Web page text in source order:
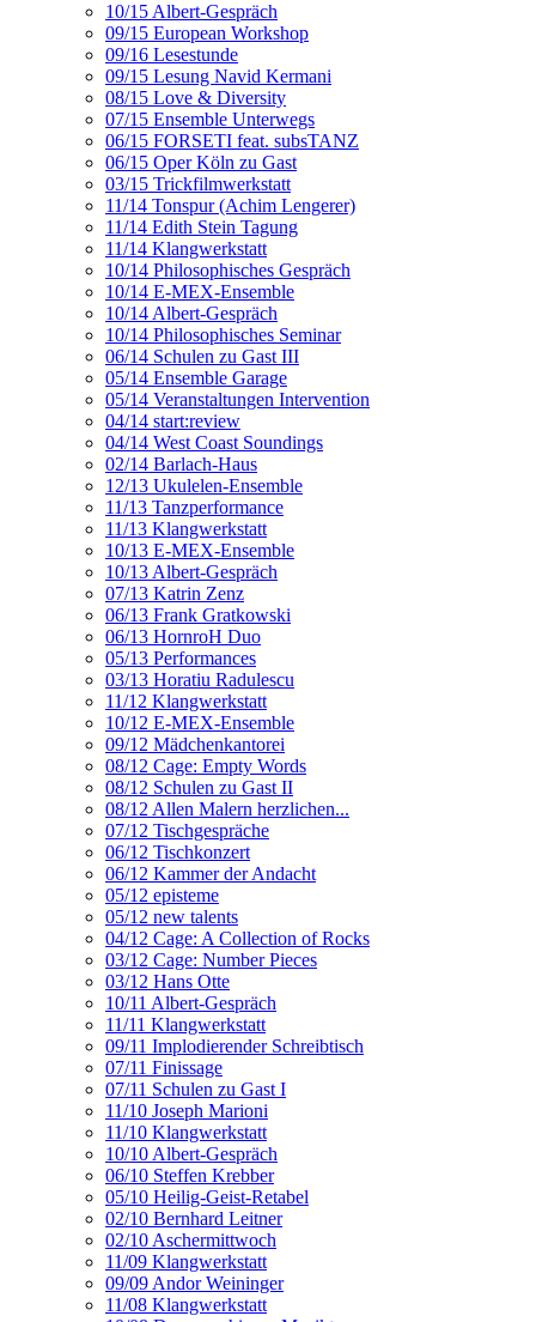
10/15 Albert-Gespräch
09/15 European Workshop
09/16 Lesestunde
09/15 Lesung Navid Kermani
08/15 Love & Diversity
07/15 Ensemble Unterwegs
06/15 FORSETI feat. subsTANZ
06/15 Oper Köln zu Gast
03/15 Trickfilmwerkstatt
11/14 Tonspur (Achim Lengerer)
11/14 Edith Stein Tagung
11/14 Klangwerkstatt
10/14 Philosophisches Gespräch
10/14 E-MEX-Ensemble
10/14 Albert-Gespräch
10/14 Philosophisches Seminar
06/14 Schulen zu Gast III
05/14 Ensemble Garage
05/14 Veranstaltungen Intervention
04/14 start:review
04/14 West Coast Soundings
02/14 Barlach-Haus
12/13 Ukulelen-Ensemble
11/13 Tanzperformance
11/13 Klangwerkstatt
10/13 E-MEX-Ensemble
10/13 Albert-Gespräch
07/13 Katrin Zenz
06/13 Frank Gratkowski
06/13 HornroH Duo
05/13 Performances
03/13 Horatiu Radulescu
11/12 Klangwerkstatt
10/12 E-MEX-Ensemble
09/12 Mädchenkantorei
08/12 Cage: Empty Words
08/12 Schulen zu Gast II
08/12 Allen Malern herzlichen...
07/12 Tischgespräche
06/12 Tischkonzert
06/12 Kammer der Andacht
05/12 episteme
05/12 new talents
04/12 Cage: A Collection of Rocks
03/12 Cage: Number Pieces
03/12 Hans Otte
10/11 Albert-Gespräch
11/11 Klangwerkstatt
09/11 Implodierender Schreibtisch
07/11 Finissage
07/11 Schulen zu Gast I
11/10 Joseph Marioni
11/10 Klangwerkstatt
10/10 Albert-Gespräch
06/10 Steffen Krebber
05/10 Heilig-Geist-Retabel
02/10 Bernhard Leitner
02/10 Aschermittwoch
11/09 Klangwerkstatt
09/09 Andor Weininger
11/08 Klangwerkstatt